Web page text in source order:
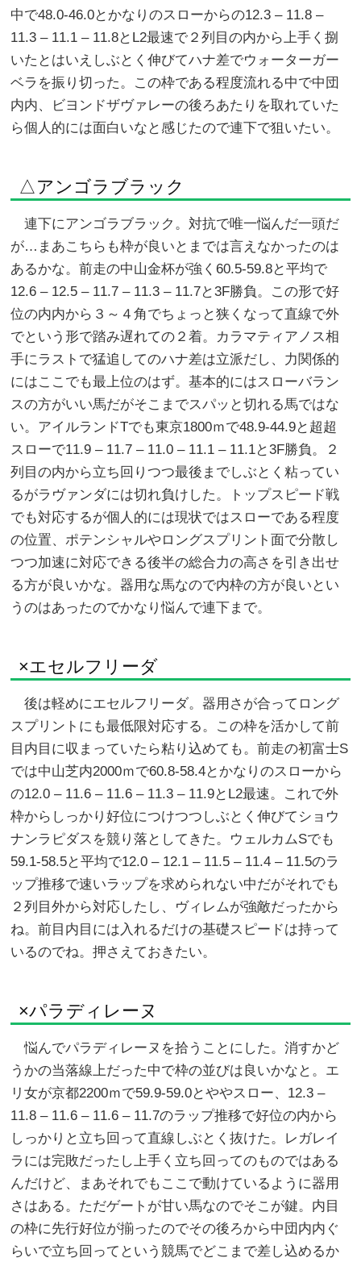
中で48.0-46.0とかなりのスローからの12.3 – 11.8 –
11.3 – 11.1 – 11.8とL2最速で２列目の内から上手く捌
いたとはいえしぶとく伸びてハナ差でウォーターガー
ベラを振り切った。この枠である程度流れる中で中団
内内、ビヨンドザヴァレーの後ろあたりを取れていた
ら個人的には面白いなと感じたので連下で狙いたい。
△アンゴラブラック
連下にアンゴラブラック。対抗で唯一悩んだ一頭だ
が…まあこちらも枠が良いとまでは言えなかったのは
あるかな。前走の中山金杯が強く60.5-59.8と平均で
12.6 – 12.5 – 11.7 – 11.3 – 11.7と3F勝負。この形で好
位の内内から３～４角でちょっと狭くなって直線で外
でという形で踏み遅れての２着。カラマティアノス相
手にラストで猛追してのハナ差は立派だし、力関係的
にはここでも最上位のはず。基本的にはスローバラン
スの方がいい馬だがそこまでスパッと切れる馬ではな
い。アイルランドTでも東京1800ｍで48.9-44.9と超超
スローで11.9 – 11.7 – 11.0 – 11.1 – 11.1と3F勝負。２
列目の内から立ち回りつつ最後までしぶとく粘ってい
るがラヴァンダには切れ負けした。トップスピード戦
でも対応するが個人的には現状ではスローである程度
の位置、ポテンシャルやロングスプリント面で分散し
つつ加速に対応できる後半の総合力の高さを引き出せ
る方が良いかな。器用な馬なので内枠の方が良いとい
うのはあったのでかなり悩んで連下まで。
×エセルフリーダ
後は軽めにエセルフリーダ。器用さが合ってロング
スプリントにも最低限対応する。この枠を活かして前
目内目に収まっていたら粘り込めても。前走の初富士S
では中山芝内2000ｍで60.8-58.4とかなりのスローから
の12.0 – 11.6 – 11.6 – 11.3 – 11.9とL2最速。これで外
枠からしっかり好位につけつつしぶとく伸びてショウ
ナンラピダスを競り落としてきた。ウェルカムSでも
59.1-58.5と平均で12.0 – 12.1 – 11.5 – 11.4 – 11.5のラ
ップ推移で速いラップを求められない中だがそれでも
２列目外から対応したし、ヴィレムが強敵だったから
ね。前目内目には入れるだけの基礎スピードは持って
いるのでね。押さえておきたい。
×パラディレーヌ
悩んでパラディレーヌを拾うことにした。消すかど
うかの当落線上だった中で枠の並びは良いかなと。エ
リ女が京都2200ｍで59.9-59.0とややスロー、12.3 –
11.8 – 11.6 – 11.6 – 11.7のラップ推移で好位の内から
しっかりと立ち回って直線しぶとく抜けた。レガレイ
ラには完敗だったし上手く立ち回ってのものではある
んだけど、まあそれでもここで動けているように器用
さはある。ただゲートが甘い馬なのでそこが鍵。内目
の枠に先行好位が揃ったのでその後ろから中団内内ぐ
らいで立ち回ってという競馬でどこまで差し込めるか